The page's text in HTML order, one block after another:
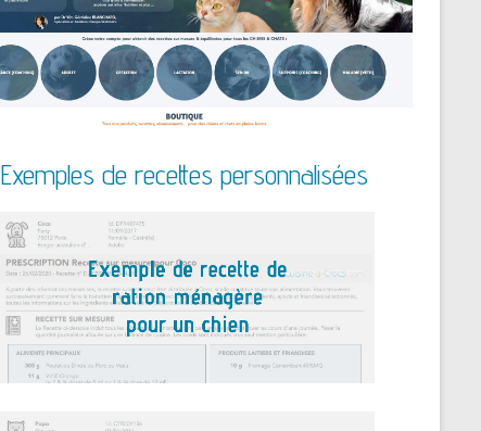
Exemples de recettes personnalisées